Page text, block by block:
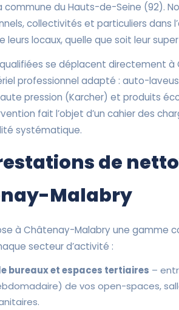
commune du Hauts-de-Seine (92).
collectivités et particuliers dans
locaux, quelle que soit leur
se déplacent directement
professionnel adapté : auto-
pression (Karcher) et produits
fait l’objet d’un cahier des
systématique.
de
Malabry
à Châtenay-Malabry une gamme
secteur d’activité :
bureaux et espaces tertiaires –
de vos open-spaces,